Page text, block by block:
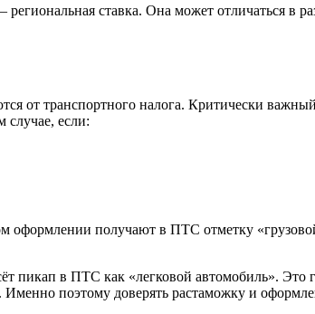
ставка. Она может отличаться в
от транспортного налога. Критически
случае, если:
оформлении получают в ПТС отметку
пикап в ПТС как «легковой автомобиль». Это
поэтому доверять растаможку и